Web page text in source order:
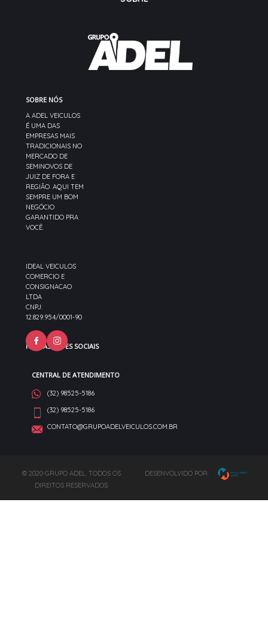
SOBRE NÓS
A ADEL VEICULOS
É UMA DAS
EMPRESAS MAIS
TRADICIONAIS NO
MERCADO DE
SEMINOVOS DE
JUIZ DE FORA E
REGIÃO. AQUI TEM
SEMPRE UM BOM
NEGÓCIO
GARANTIDO PRA
VOCÊ.
IDEAL VEICULOS
COMERCIO E
CONSIGNACAO
LTDA
CNPJ:
12.829.954/0001-90
NOSSAS REDES SOCIAIS
CENTRAL DE ATENDIMENTO
(32) 98525-5186
(32) 98525-5186
CONTATO@GRUPOADELVEICULOS.COM.BR
© 2020 GRUPO ADEL. TODOS OS
DIREITOS RESERVADOS.
DESENVOLVIDO POR: